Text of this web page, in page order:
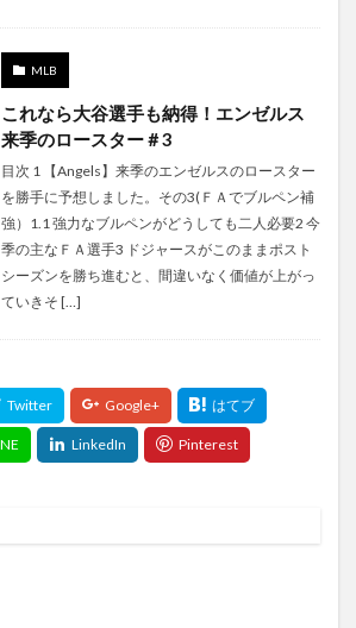
MLB
これなら大谷選手も納得！エンゼルス
来季のロースター＃3
目次 1 【Angels】来季のエンゼルスのロースター
を勝手に予想しました。その3(ＦＡでブルペン補
強）1.1 強力なブルペンがどうしても二人必要2 今
季の主なＦＡ選手3 ドジャースがこのままポスト
シーズンを勝ち進むと、間違いなく価値が上がっ
ていきそ […]